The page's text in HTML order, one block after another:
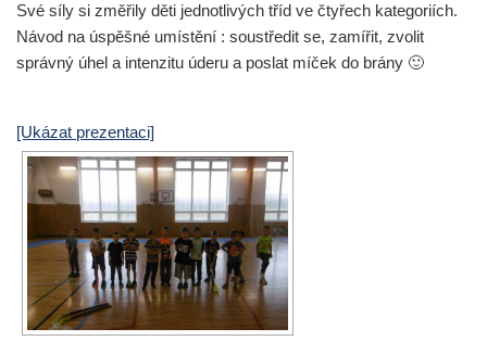
Své síly si změřily děti jednotlivých tříd ve čtyřech kategoriích.
Návod na úspěšné umístění : soustředit se, zamířit, zvolit
správný úhel a intenzitu úderu a poslat míček do brány 🙂
[Ukázat prezentaci]